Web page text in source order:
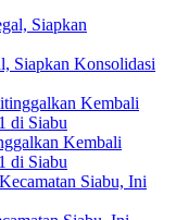
Siapkan Konsolidasi
Kembali
di Siabu